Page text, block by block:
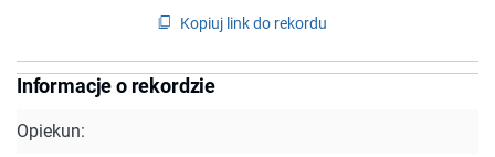
Kopiuj link do rekordu
Informacje o rekordzie
Opiekun: